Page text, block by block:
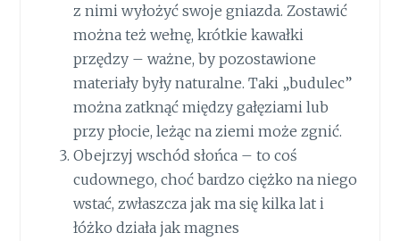
z nimi wyłożyć swoje gniazda. Zostawić
można też wełnę, krótkie kawałki
przędzy – ważne, by pozostawione
materiały były naturalne. Taki „budulec”
można zatknąć między gałęziami lub
przy płocie, leżąc na ziemi może zgnić.
Obejrzyj wschód słońca – to coś
cudownego, choć bardzo ciężko na niego
wstać, zwłaszcza jak ma się kilka lat i
łóżko działa jak magnes